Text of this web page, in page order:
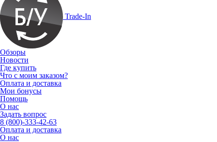
Trade-In
Обзоры
Новости
Где купить
Что с моим заказом?
Оплата и доставка
Мои бонусы
Помощь
О нас
Задать вопрос
8 (800)-333-42-63
Оплата и доставка
О нас